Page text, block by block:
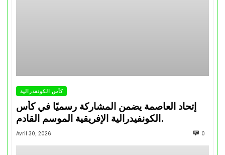
كأس الكونفدرالية
إتحاد العاصمة يضمن المشاركة رسميًا في كأس
الكونفيدرالية الإفريقية الموسم القادم.
Avril 30, 2026 0